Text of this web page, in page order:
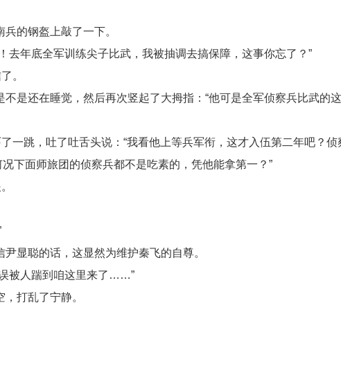
的钢盔上敲了一下。
去年底全军训练尖子比武，我被抽调去搞保障，这事你忘了？”
。
是还在睡觉，然后再次竖起了大拇指：“他可是全军侦察兵比武的
一跳，吐了吐舌头说：“我看他上等兵军衔，这才入伍第二年吧？侦
下面师旅团的侦察兵都不是吃素的，凭他能拿第一？”
显聪的话，这显然为维护秦飞的自尊。
被人踹到咱这里来了……”
打乱了宁静。